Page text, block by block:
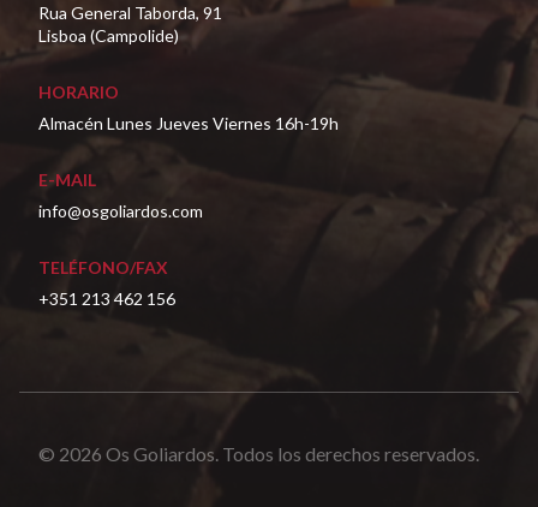
Rua General Taborda, 91
Lisboa (Campolide)
HORARIO
Almacén Lunes Jueves Viernes 16h-19h
E-MAIL
info@osgoliardos.com
TELÉFONO/FAX
+351 213 462 156
© 2026 Os Goliardos. Todos los derechos reservados.